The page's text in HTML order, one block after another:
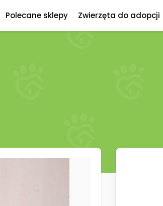
Polecane sklepy Zwierzęta do adopcji